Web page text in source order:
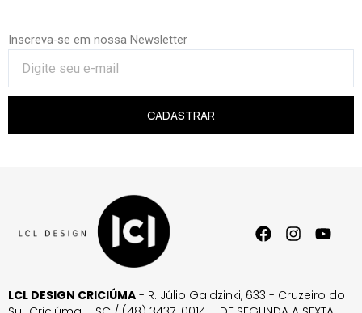
Inscreva-se em nossa Newsletter
CADASTRAR
LCL DESIGN CRICIÚMA - R. Júlio Gaidzinki, 633 - Cruzeiro do